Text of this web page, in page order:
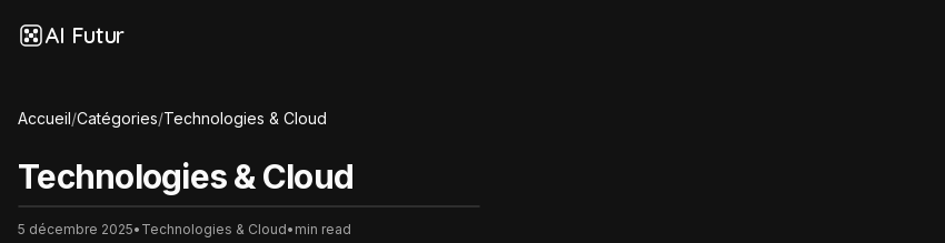
AI Futur
Accueil/Catégories/Technologies & Cloud
Technologies & Cloud
5 décembre 2025• Technologies & Cloud• min read